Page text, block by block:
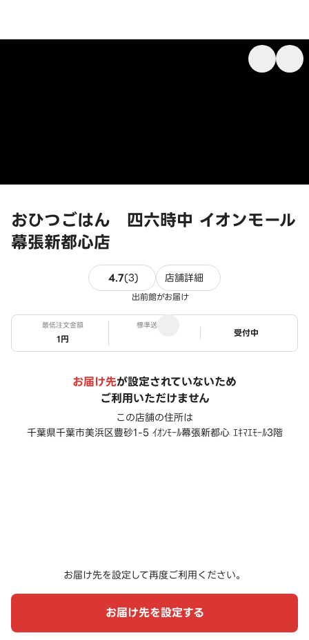
おひつごはん 四六時中 イオンモール
幕張新都心店
4.7(3) 3件のレビュー
店舗詳細
出前館がお届け
最低注文金額
1円
標準送料
ステータス
受付中
お届け先が設定されていないため
ご利用いただけません
この店舗の住所は
千葉県千葉市美浜区豊砂1-5 ｲｵﾝﾓｰﾙ幕張新都心 ｴｷﾏｴﾓｰﾙ3階
お届け先を設定して再度ご利用ください。
お届け先を設定する